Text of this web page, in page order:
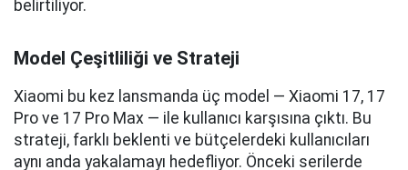
belirtiliyor.
Model Çeşitliliği ve Strateji
Xiaomi bu kez lansmanda üç model — Xiaomi 17, 17
Pro ve 17 Pro Max — ile kullanıcı karşısına çıktı. Bu
strateji, farklı beklenti ve bütçelerdeki kullanıcıları
aynı anda yakalamayı hedefliyor. Önceki serilerde